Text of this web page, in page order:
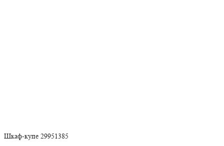
Шкаф-купе 29951385